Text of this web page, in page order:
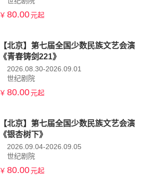
￥ 80.00元起
【北京】第七届全国少数民族文艺会演
《青春铸剑221》
2026.08.30-2026.09.01
世纪剧院
￥ 80.00元起
【北京】第七届全国少数民族文艺会演
《银杏树下》
2026.09.04-2026.09.05
世纪剧院
￥ 80.00元起